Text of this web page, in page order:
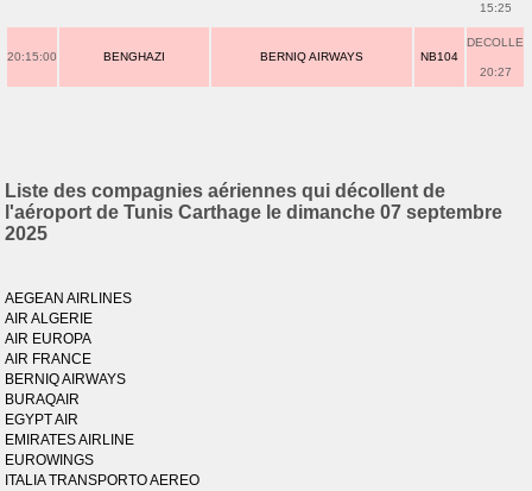
15:25
20:15:00 BENGHAZI BERNIQ AIRWAYS NB104
DECOLLE
20:27
Liste des compagnies aériennes qui décollent de
l'aéroport de Tunis Carthage le dimanche 07 septembre
2025
AEGEAN AIRLINES
AIR ALGERIE
AIR EUROPA
AIR FRANCE
BERNIQ AIRWAYS
BURAQAIR
EGYPT AIR
EMIRATES AIRLINE
EUROWINGS
ITALIA TRANSPORTO AEREO